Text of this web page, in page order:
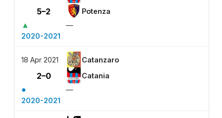
5–2 Potenza
▲
—
2020-2021
18 Apr 2021 Catanzaro
2–0 Catania
●
—
2020-2021